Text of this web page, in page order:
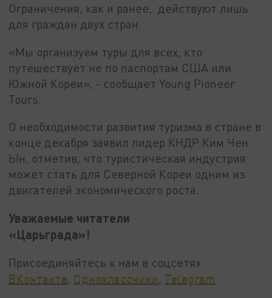
Ограничения, как и ранее, действуют лишь
для граждан двух стран.
«Мы организуем туры для всех, кто
путешествует не по паспортам США или
Южной Кореи», - сообщает Young Pioneer
Tours.
О необходимости развития туризма в стране в
конце декабря заявил лидер КНДР Ким Чен
Ын, отметив, что туристическая индустрия
может стать для Северной Кореи одним из
двигателей экономического роста.
Уважаемые читатели
«Царьграда»!
Присоединяйтесь к нам в соцсетях
ВКонтакте Одноклассники Telegram